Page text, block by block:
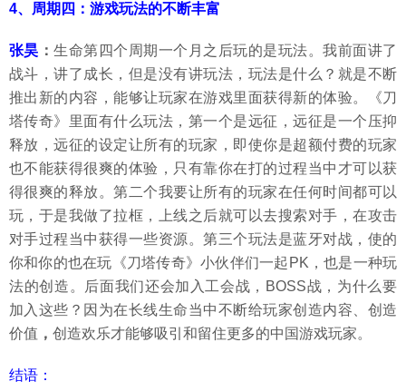
4、周期四：游戏玩法的不断丰富
张昊 ：生命第四个周期一个月之后玩的是玩法。我前面讲了
战斗，讲了成长，但是没有讲玩法，玩法是什么？就是不断
推出新的内容，能够让玩家在游戏里面获得新的体验。《刀
塔传奇》里面有什么玩法，第一个是远征，远征是一个压抑
释放，远征的设定让所有的玩家，即使你是超额付费的玩家
也不能获得很爽的体验，只有靠你在打的过程当中才可以获
得很爽的释放。第二个我要让所有的玩家在任何时间都可以
玩，于是我做了拉框，上线之后就可以去搜索对手，在攻击
对手过程当中获得一些资源。第三个玩法是蓝牙对战，使的
你和你的也在玩《刀塔传奇》小伙伴们一起PK，也是一种玩
法的创造。后面我们还会加入工会战，BOSS战，为什么要
加入这些？因为在长线生命当中不断给玩家创造内容、创造
价值 ， 创造欢乐才能够吸引和留住更多的中国游戏玩家。
结语：